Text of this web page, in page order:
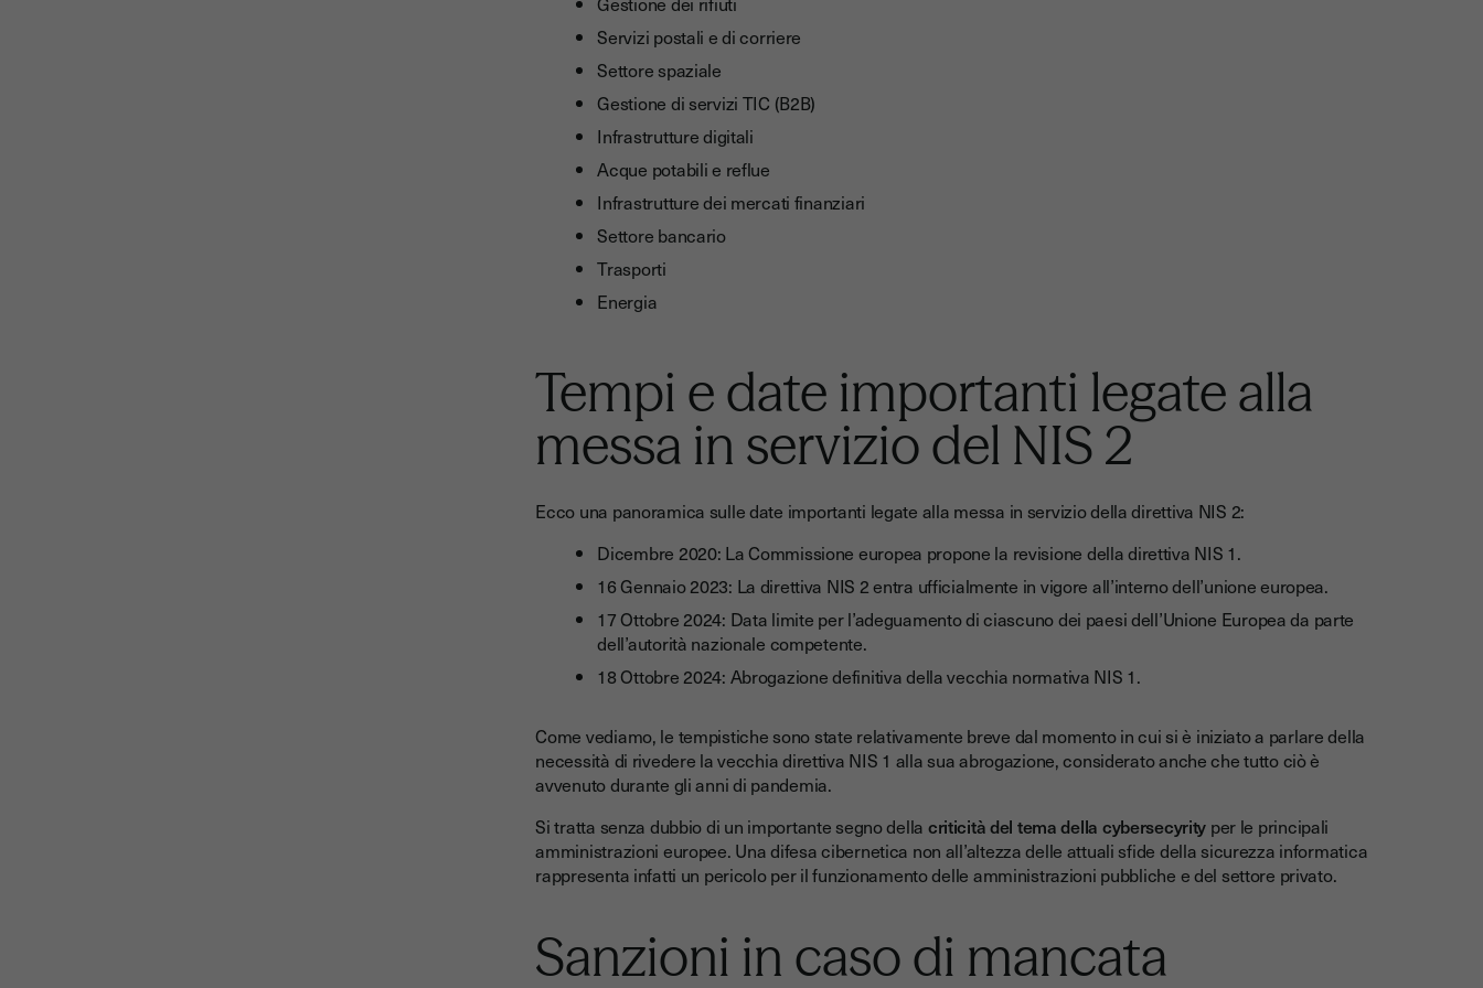
Servizi postali e di corriere
Settore spaziale
Gestione di servizi TIC (B2B)
Infrastrutture digitali
Acque potabili e reflue
Infrastrutture dei mercati finanziari
Settore bancario
Trasporti
Energia
Tempi e date importanti legate alla
messa in servizio del NIS 2
Ecco una panoramica sulle date importanti legate alla messa in servizio della direttiva NIS 2:
Dicembre 2020: La Commissione europea propone la revisione della direttiva NIS 1.
16 Gennaio 2023: La direttiva NIS 2 entra ufficialmente in vigore all’interno dell’unione europea.
17 Ottobre 2024: Data limite per l’adeguamento di ciascuno dei paesi dell’Unione Europea da parte
dell’autorità nazionale competente.
18 Ottobre 2024: Abrogazione definitiva della vecchia normativa NIS 1.
Come vediamo, le tempistiche sono state relativamente breve dal momento in cui si è iniziato a parlare della
necessità di rivedere la vecchia direttiva NIS 1 alla sua abrogazione, considerato anche che tutto ciò è
avvenuto durante gli anni di pandemia.
Si tratta senza dubbio di un importante segno della criticità del tema della cybersecyrity per le principali
amministrazioni europee. Una difesa cibernetica non all’altezza delle attuali sfide della sicurezza informatica
rappresenta infatti un pericolo per il funzionamento delle amministrazioni pubbliche e del settore privato.
Sanzioni in caso di mancata